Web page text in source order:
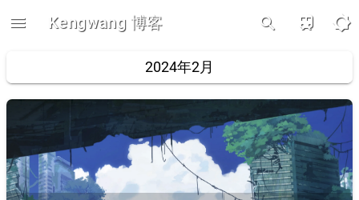
menu Kengwang 博客 search train brightness_5
2024年2月